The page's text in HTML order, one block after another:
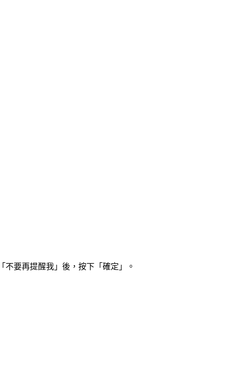
要再提醒我」後，按下「確定」。